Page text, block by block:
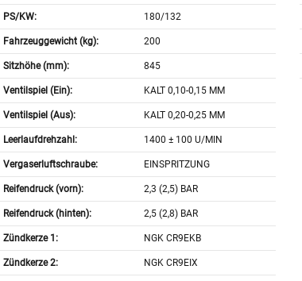
PS/KW: 180/132
Fahrzeuggewicht (kg): 200
Sitzhöhe (mm): 845
Ventilspiel (Ein): KALT 0,10-0,15 MM
Ventilspiel (Aus): KALT 0,20-0,25 MM
Leerlaufdrehzahl: 1400 ± 100 U/MIN
Vergaserluftschraube: EINSPRITZUNG
Reifendruck (vorn): 2,3 (2,5) BAR
Reifendruck (hinten): 2,5 (2,8) BAR
Zündkerze 1: NGK CR9EKB
Zündkerze 2: NGK CR9EIX